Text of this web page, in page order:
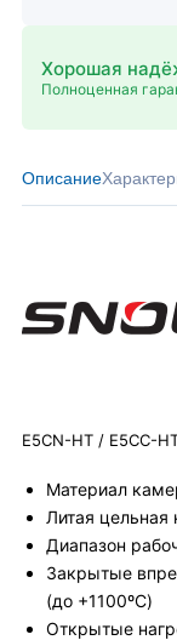
Хорошая
Полноценная
Описание
E5CN-HT / E5CC-
Материал
Литая цельная
Диапазон
Закрытые
(до +1100ºC)
Открытые